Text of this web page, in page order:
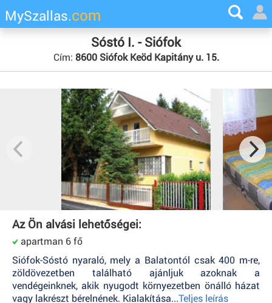
MySzallas.com
Sóstó I. - Siófok
Cím: 8600 Siófok Keöd Kapitány u. 15.
Az Ön alvási lehetőségei:
apartman 6 fő
Siófok-Sóstó nyaraló, mely a Balatontól csak 400 m-re,
zöldövezetben található ajánljuk azoknak a
vendégeinknek, akik nyugodt környezetben önálló házat
vagy lakrészt bérelnének. Kialakítása...Teljes leírás